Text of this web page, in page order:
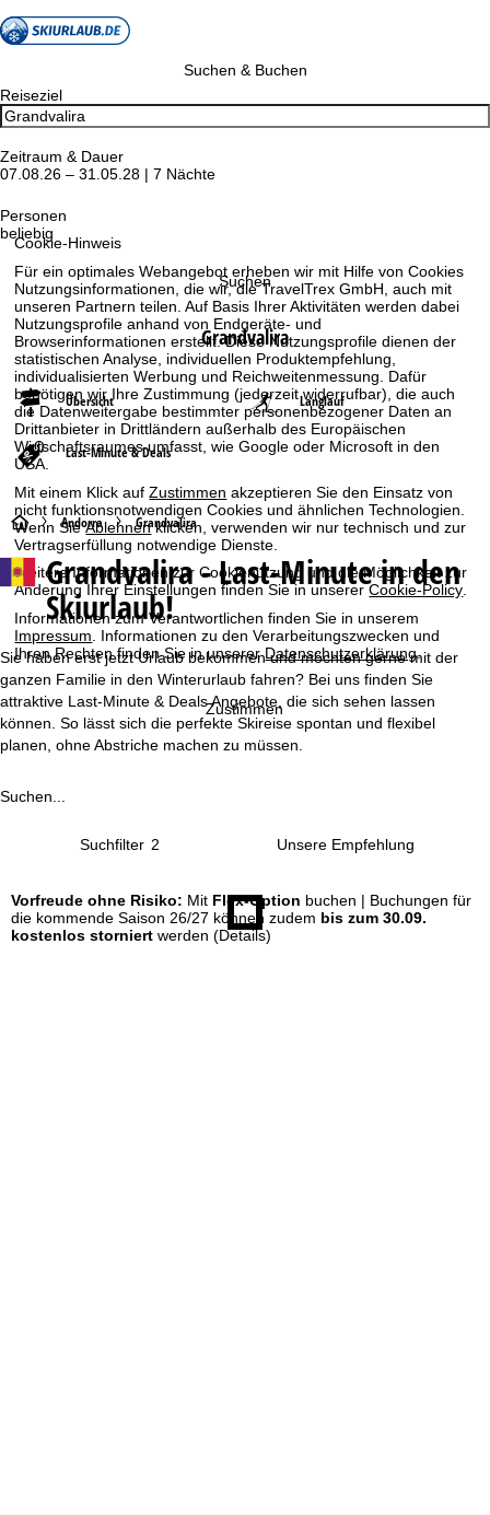
Cookie-Hinweis
Für ein optimales Webangebot erheben wir mit Hilfe von Cookies
Nutzungsinformationen, die wir, die TravelTrex GmbH, auch mit
unseren Partnern teilen. Auf Basis Ihrer Aktivitäten werden dabei
Nutzungsprofile anhand von Endgeräte- und
Browserinformationen erstellt. Diese Nutzungsprofile dienen der
statistischen Analyse, individuellen Produktempfehlung,
individualisierten Werbung und Reichweitenmessung. Dafür
benötigen wir Ihre Zustimmung (jederzeit widerrufbar), die auch
die Datenweitergabe bestimmter personenbezogener Daten an
Drittanbieter in Drittländern außerhalb des Europäischen
Wirtschaftsraumes umfasst, wie Google oder Microsoft in den
USA.
Mit einem Klick aufZustimmen akzeptieren Sie den Einsatz von
nicht funktionsnotwendigen Cookies und ähnlichen Technologien.
Wenn SieAblehnenklicken, verwenden wir nur technisch und zur
Vertragserfüllung notwendige Dienste.
Weitere Informationen zur Cookienutzung und die Möglichkeit zur
Änderung Ihrer Einstellungen finden Sie in unsererCookie-Policy
Informationen zum Verantwortlichen finden Sie in unserem
Impressum . Informationen zu den Verarbeitungszwecken und
Ihren Rechten finden Sie in unsererDatenschutzerklärung.
Zustimmen
Suchen & Buchen
Reiseziel
Zeitraum & Dauer
07.08.26 – 31.05.28 | 7 Nächte
Personen
beliebig
Suchen
Grandvalira
Übersicht Langlauf
Last-Minute & Deals
S
t
a
r
t
s
e
e
Andorra Grandvalira
Grandvalira - Last-Minute in den
Skiurlaub!
Sie haben erst jetzt Urlaub bekommen und möchten gerne mit der
ganzen Familie in den Winterurlaub fahren? Bei uns finden Sie
attraktive Last-Minute & Deals Angebote, die sich sehen lassen
können. So lässt sich die perfekte Skireise spontan und flexibel
planen, ohne Abstriche machen zu müssen.
Suchen...
Suchfilter 2
Vorfreude ohne Risiko: Mit Flex-Option buchen | Buchungen für
die kommende Saison 26/27 können zudem bis zum 30.09.
kostenlos storniert werden (Details)